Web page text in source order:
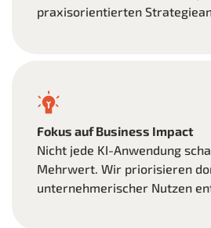
praxisorientierten
Fokus auf Business Impact
Nicht jede KI-Anwendung
Mehrwert. Wir priorisieren
unternehmerischer Nutzen